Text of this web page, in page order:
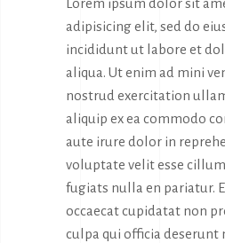
Lorem ipsum dolor sit
adipisicing elit, sed do
incididunt ut labore et
aliqua. Ut enim ad mini
nostrud exercitation
aliquip ex ea commodo
aute irure dolor in
voluptate velit esse
fugiats nulla en pariatur.
occaecat cupidatat non
culpa qui officia